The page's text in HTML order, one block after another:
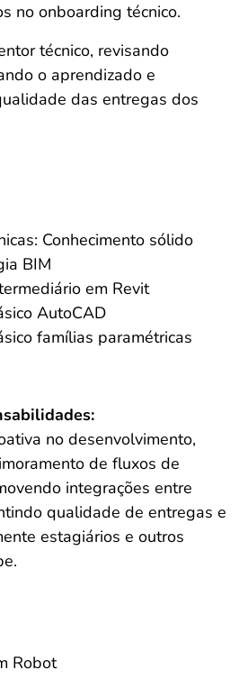
no onboarding técnico.
técnico, revisando
o aprendizado e
das entregas dos
Conhecimento sólido
BIM
em Revit
AutoCAD
famílias paramétricas
no desenvolvimento,
de fluxos de
integrações entre
qualidade de entregas e
estagiários e outros
Robot